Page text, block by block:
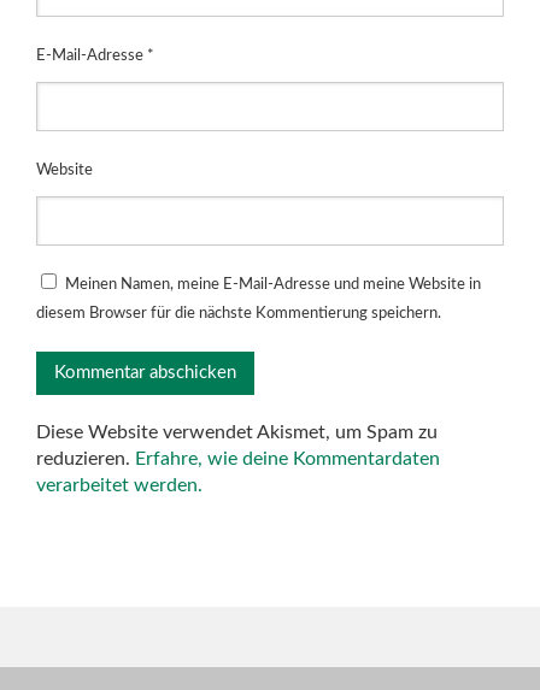
E-Mail-Adresse *
Website
Meinen Namen, meine E-Mail-Adresse und meine Website in
diesem Browser für die nächste Kommentierung speichern.
Diese Website verwendet Akismet, um Spam zu
reduzieren. Erfahre, wie deine Kommentardaten
verarbeitet werden.